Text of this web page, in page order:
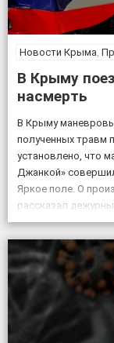
Новости Крыма,
В Крыму
насмерть
В Крыму
полученных травм
установлено, что
Джанкой»
Яркое поле. О
рассказал
«Кировская».
пути в
подаваемые